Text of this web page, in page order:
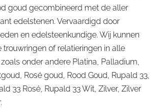
goud gecombineerd met de aller
edelstenen. Vervaardigd door
en edelsteenkundige. Wij kunnen
of relatieringen in alle
onder andere Platina, Palladium,
Rosé goud, Rood Goud, Rupald 33,
33 Rosé, Rupald 33 Wit, Zilver, Zilver